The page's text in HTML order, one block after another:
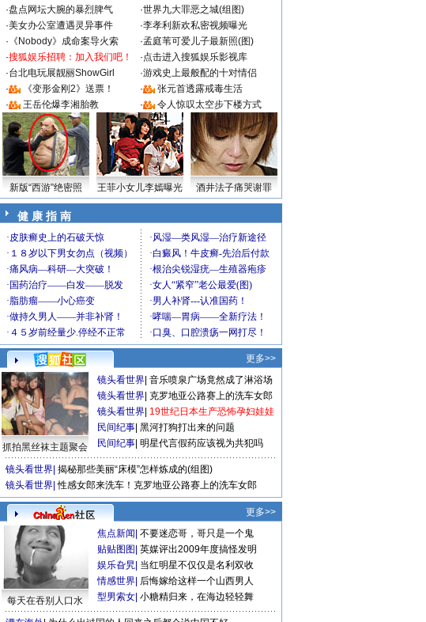
·盘点网坛大腕的暴烈脾气 ·世界九大罪恶之城(组图)
·美女办公室遭遇灵异事件 ·李孝利新欢私密视频曝光
· 《Nobody》成命案导火索 ·孟庭苇可爱儿子最新照(图)
·搜狐娱乐招聘：加入我们吧！ ·点击进入搜狐娱乐影视库
·台北电玩展靓丽ShowGirl ·游戏史上最般配的十对情侣
·
《变形金刚2》送票！ ·
张元首透露戒毒生活
·
王岳伦爆李湘胎教 · 令人惊叹太空步下楼方式
新版“西游”绝密照 王菲小女儿李嫣曝光 酒井法子痛哭谢罪
健 康 指 南
更多>>
抓拍黑丝袜主题聚会
镜头看世界 音乐喷泉广场竟然成了淋浴场
镜头看世界 克罗地亚公路赛上的洗车女郎
镜头看世界 19世纪日本生产恐怖孕妇娃娃
民间纪事 黑河打狗打出来的问题
民间纪事 明星代言假药应该视为共犯吗
镜头看世界 揭秘那些美丽“床模”怎样炼成的(组图)
镜头看世界 性感女郎来洗车！克罗地亚公路赛上的洗车女郎
更多>>
每天在吞别人口水
焦点新闻 不要迷恋哥，哥只是一个鬼
贴贴图图 英媒评出2009年度搞怪发明
娱乐旮旯 当红明星不仅仅是名利双收
情感世界 后悔嫁给这样一个山西男人
型男索女 小糖精归来，在海边轻轻舞